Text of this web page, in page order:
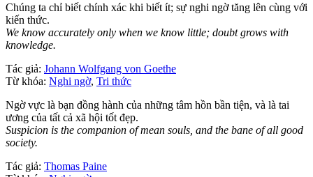
Chúng ta chỉ biết chính xác khi biết ít; sự nghi ngờ tăng lên cùng với
kiến thức.
We know accurately only when we know little; doubt grows with
knowledge.
Tác giả: Johann Wolfgang von Goethe
Từ khóa: Nghi ngờ, Tri thức
Ngờ vực là bạn đồng hành của những tâm hồn bần tiện, và là tai
ương của tất cả xã hội tốt đẹp.
Suspicion is the companion of mean souls, and the bane of all good
society.
Tác giả: Thomas Paine